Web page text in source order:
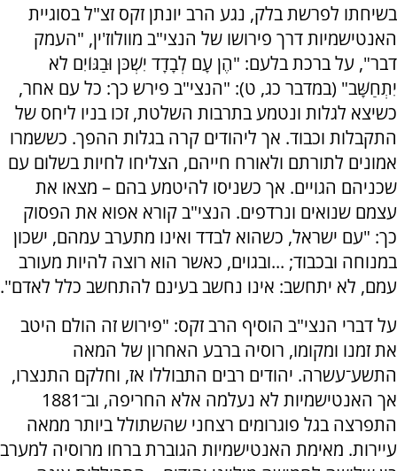
בשיחתו לפרשת בלק, נגע הרב יונתן זקס זצ"ל בסוגיית
האנטישמיות דרך פירושו של הנצי"ב מוולוז'ין, "העמק
דבר", על ברכת בלעם: "הֶן עָם לְבָדָד יִשְׁכֹּן וּבַגּוֹיִם לֹא
יִתְחַשָּׁב" (במדבר כג, ט): "הנצי"ב פירש כך: כל עם אחר,
כשיצא לגלות ונטמע בתרבות השלטת, זכו בניו ליחס של
התקבלות וכבוד. אך ליהודים קרה בגלות ההפך. כששמרו
אמונים לתורתם ולאורח חייהם, הצליחו לחיות בשלום עם
שכניהם הגויים. אך כשניסו להיטמע בהם – מצאו את
עצמם שנואים ונרדפים. הנצי"ב קורא אפוא את הפסוק
כך: "עם ישראל, כשהוא לבדד ואינו מתערב עמהם, ישכון
במנוחה ובכבוד; ...ובגוים, כאשר הוא רוצה להיות מעורב
עמם, לא יתחשב: אינו נחשב בעינם להתחשב כלל לאדם".
על דברי הנצי"ב הוסיף הרב זקס: "פירוש זה הולם היטב
את זמנו ומקומו, רוסיה ברבע האחרון של המאה
התשע־עשרה. יהודים רבים התבוללו אז, וחלקם התנצרו,
אך האנטישמיות לא נעלמה אלא החריפה, וב־1881
התפרצה בגל פוגרומים רצחני שהשתולל ביותר ממאה
עיירות. מאימת האנטישמיות הגוברת ברחו מרוסיה למערב